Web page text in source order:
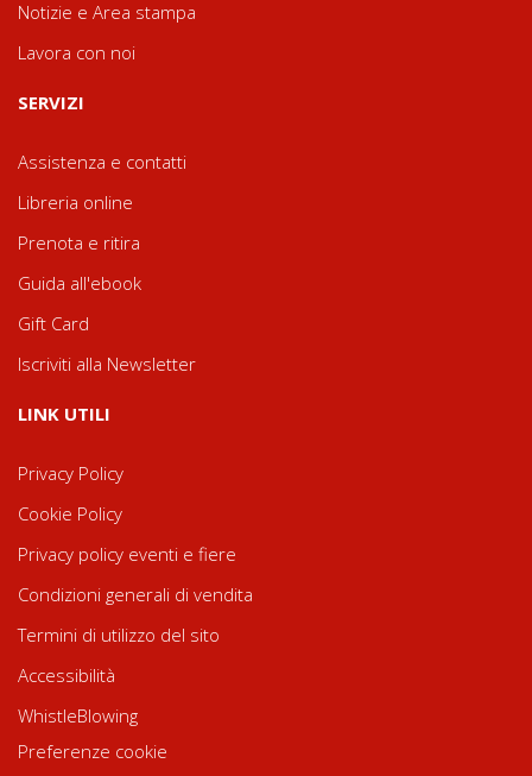
Notizie e Area stampa
Lavora con noi
SERVIZI
Assistenza e contatti
Libreria online
Prenota e ritira
Guida all'ebook
Gift Card
Iscriviti alla Newsletter
LINK UTILI
Privacy Policy
Cookie Policy
Privacy policy eventi e fiere
Condizioni generali di vendita
Termini di utilizzo del sito
Accessibilità
WhistleBlowing
Preferenze cookie